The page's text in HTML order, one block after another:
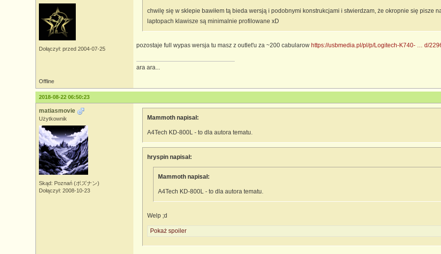
Dołączył: przed 2004-07-25
chwilę się w sklepie bawiłem tą bieda wersją i podobnymi konstrukcjami i stwierdzam, że okropnie się pisze
laptopach klawisze są minimalnie profilowane xD
pozostaje full wypas wersja tu masz z outlet'u za ~200 cabularow https://usbmedia.pl/pl/p/Logitech-K740- … d/
ara ara...
Offline
2018-08-22 06:50:23
matiasmovie
Użytkownik
Skąd: Poznań (ポズナン)
Dołączył: 2008-10-23
Mammoth napisał:
A4Tech KD-800L - to dla autora tematu.
hryspin napisał:
Mammoth napisał:
A4Tech KD-800L - to dla autora tematu.
Welp ;d
Pokaż spoiler